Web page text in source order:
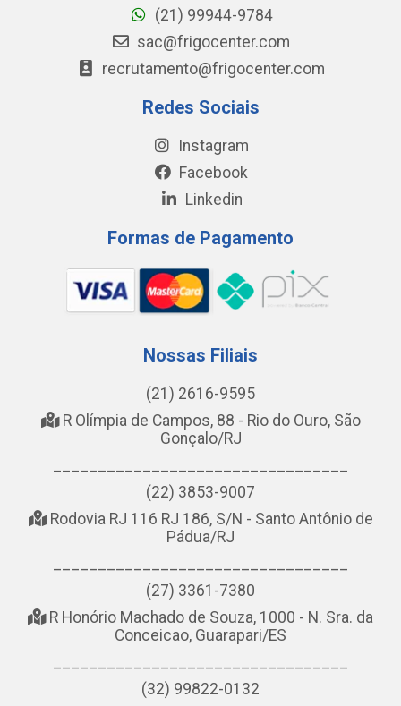
(21) 99944-9784
sac@frigocenter.com
recrutamento@frigocenter.com
Redes Sociais
Instagram
Facebook
Linkedin
Formas de Pagamento
Nossas Filiais
(21) 2616-9595
R Olímpia de Campos, 88 - Rio do Ouro, São
Gonçalo/RJ
(22) 3853-9007
Rodovia RJ 116 RJ 186, S/N - Santo Antônio de
Pádua/RJ
(27) 3361-7380
R Honório Machado de Souza, 1000 - N. Sra. da
Conceicao, Guarapari/ES
(32) 99822-0132